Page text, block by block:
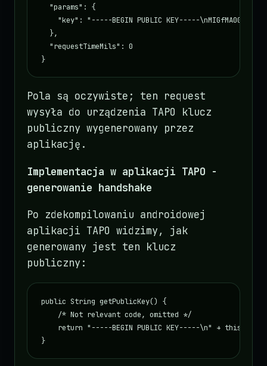
  "params": {
"key": "-----BEGIN PUBLIC KEY-----
  },
  "requestTimeMils": 0
}
Pola są oczywiste; ten request
wysyła do urządzenia TAPO klucz
publiczny wygenerowany przez
aplikację.
Implementacja w aplikacji TAPO -
generowanie handshake
Po zdekompilowaniu androidowej
aplikacji TAPO widzimy, jak
generowany jest ten klucz
publiczny:
public String getPublicKey() {
    /* Not relevant code, omitted */
return "-----BEGIN PUBLIC KEY-----\n" +
}